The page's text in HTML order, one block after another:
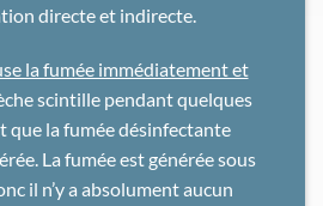
directe et indirecte.
la fumée immédiatement et
scintille pendant quelques
que la fumée désinfectante
La fumée est générée sous
il n’y a absolument aucun